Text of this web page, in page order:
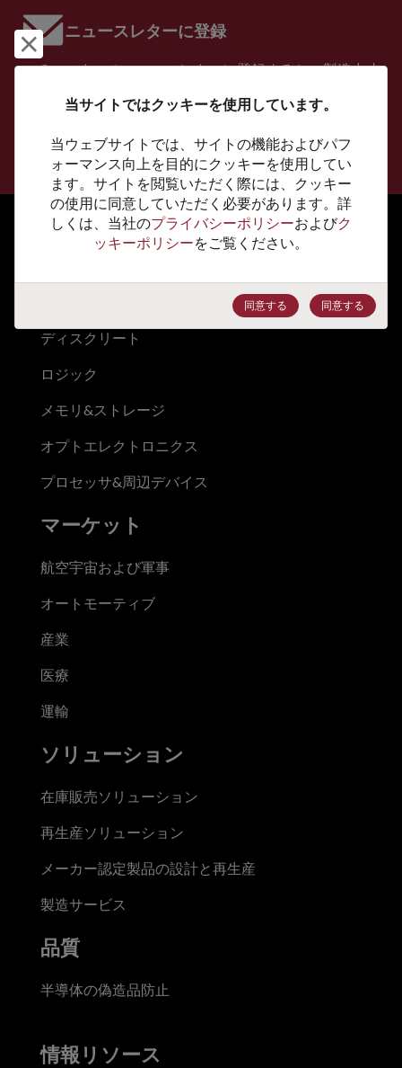
ニュースレターに登録
ロチェスターのニュースレターに登録すると、製造中止
きます。是非ご登録ください。
登録
却下して閉じる
当サイトではクッキーを使用しています。
当ウェブサイトでは、サイトの機能およびパフ
ォーマンス向上を目的にクッキーを使用してい
ます。サイトを閲覧いただく際には、クッキー
の使用に同意していただく必要があります。詳
しくは、当社のプライバシーポリシーおよびク
ッキーポリシーをご覧ください。
同意する 同意する
アナログ＆ミックスド・シグナル
ディスクリート
ロジック
メモリ&ストレージ
オプトエレクトロニクス
プロセッサ&周辺デバイス
マーケット
航空宇宙および軍事
オートモーティブ
産業
医療
運輸
ソリューション
在庫販売ソリューション
再生産ソリューション
メーカー認定製品の設計と再生産
製造サービス
品質
半導体の偽造品防止
情報リソース